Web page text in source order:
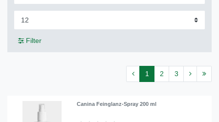
Filter
1 2 3
Canina Feinglanz-Spray 200 ml